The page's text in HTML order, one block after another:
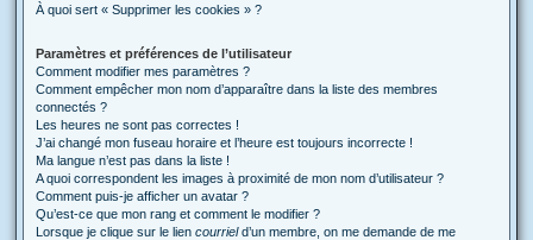
À quoi sert « Supprimer les cookies » ?
Paramètres et préférences de l’utilisateur
Comment modifier mes paramètres ?
Comment empêcher mon nom d’apparaître dans la liste des membres
connectés ?
Les heures ne sont pas correctes !
J’ai changé mon fuseau horaire et l’heure est toujours incorrecte !
Ma langue n’est pas dans la liste !
A quoi correspondent les images à proximité de mon nom d’utilisateur ?
Comment puis-je afficher un avatar ?
Qu’est-ce que mon rang et comment le modifier ?
Lorsque je clique sur le lien courrield’un membre, on me demande de me